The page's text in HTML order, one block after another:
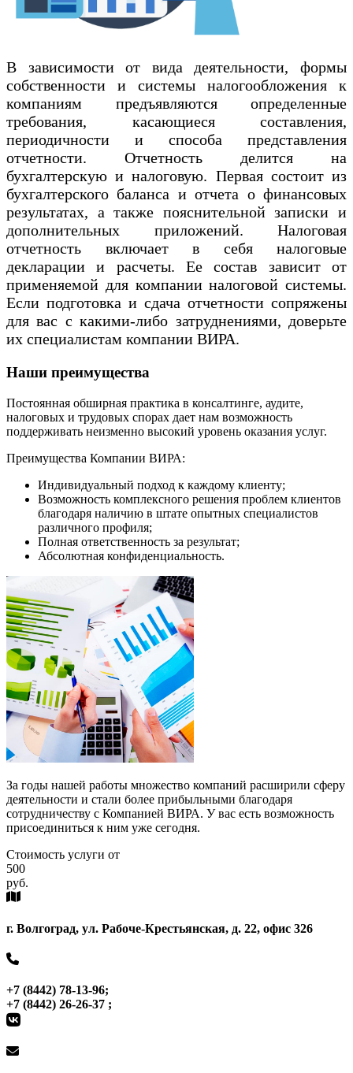
В зависимости от вида деятельности, формы
собственности и системы налогообложения к
компаниям предъявляются определенные
требования, касающиеся составления,
периодичности и способа представления
отчетности. Отчетность делится на
бухгалтерскую и налоговую. Первая состоит из
бухгалтерского баланса и отчета о финансовых
результатах, а также пояснительной записки и
дополнительных приложений. Налоговая
отчетность включает в себя налоговые
декларации и расчеты. Ее состав зависит от
применяемой для компании налоговой системы.
Если подготовка и сдача отчетности сопряжены
для вас с какими-либо затруднениями, доверьте
их специалистам компании ВИРА.
Наши преимущества
Постоянная обширная практика в консалтинге, аудите,
налоговых и трудовых спорах дает нам возможность
поддерживать неизменно высокий уровень оказания услуг.
Преимущества Компании ВИРА:
Индивидуальный подход к каждому клиенту;
Возможность комплексного решения проблем клиентов
благодаря наличию в штате опытных специалистов
различного профиля;
Полная ответственность за результат;
Абсолютная конфиденциальность.
За годы нашей работы множество компаний расширили сферу
деятельности и стали более прибыльными благодаря
сотрудничеству с Компанией ВИРА. У вас есть возможность
присоединиться к ним уже сегодня.
Стоимость услуги от
500
руб.
г. Волгоград, ул. Рабоче-Крестьянская, д. 22, офис 326
+7 (8442) 78-13-96;
+7 (8442) 26-26-37 ;